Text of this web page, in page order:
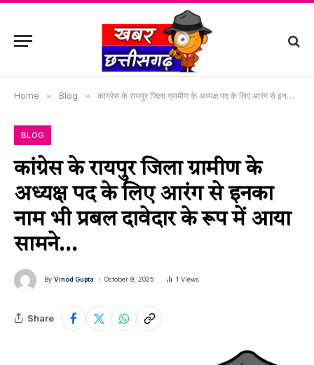
Home » Blog » कांग्रेस के रायपुर जिला ग्रामीण के अध्यक्ष पद के लिए आरंग से इनका नाम भी प्रबल दावेदार के रूप में आया सामने…
BLOG
कांग्रेस के रायपुर जिला ग्रामीण के
अध्यक्ष पद के लिए आरंग से इनका
नाम भी प्रबल दावेदार के रूप में आया
सामने…
By Vinod Gupta October 9, 2025 1 Views
Share